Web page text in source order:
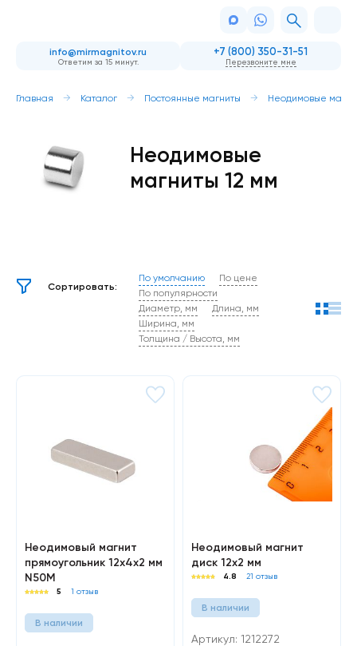
info@mirmagnitov.ru
Ответим за 15 минут.
+7 (800) 350-31-51
Перезвоните мне
Главная Каталог Постоянные магниты Неодимовые
Неодимовые
магниты 12 мм
Сортировать:
По умолчанию
По цене
По популярности
Диаметр, мм
Длина, мм
Ширина, мм
Толщина / Высота, мм
Неодимовый магнит
прямоугольник 12х4х2 мм
N50M
5 1 отзыв
В наличии
Неодимовый магнит
диск 12х2 мм
4.8 21 отзыв
В наличии
Артикул: 1212272